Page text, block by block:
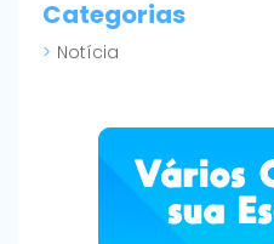
Categorias
Notícia